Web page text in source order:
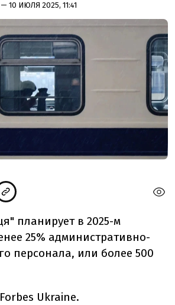
— 10 ИЮЛЯ 2025, 11:41
планирует в 2025-м
25% административно-
персонала, или более 500
Forbes Ukraine.